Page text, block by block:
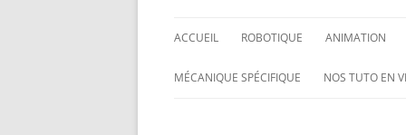
ACCUEIL ROBOTIQUE
NOS ROBOTS
ANIMATION
HALLOWING M0
MÉCANIQUE SPÉCIFIQUE NOS TUTO EN